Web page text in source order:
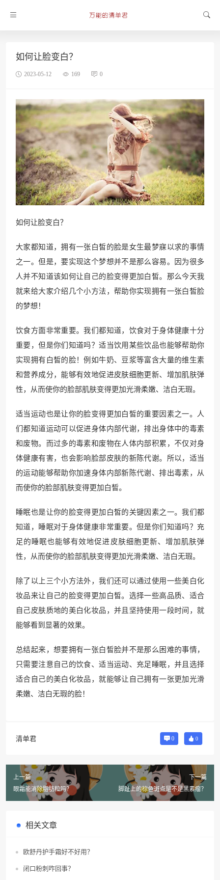
如何让脸变白？
2023-05-12 169 0
如何让脸变白？
大家都知道，拥有一张白皙的脸是女生最梦寐以求的事情
之一。但是，要实现这个梦想并不是那么容易。因为很多
人并不知道该如何让自己的脸变得更加白皙。那么今天我
就来给大家介绍几个小方法，帮助你实现拥有一张白皙脸
的梦想！
饮食方面非常重要。我们都知道，饮食对于身体健康十分
重要，但是你们知道吗？适当饮用某些饮品也能够帮助你
实现拥有白皙的脸！例如牛奶、豆浆等富含大量的维生素
和营养成分，能够有效地促进皮肤细胞更新、增加肌肤弹
性，从而使你的脸部肌肤变得更加光滑柔嫩、洁白无瑕。
适当运动也是让你的脸变得更加白皙的重要因素之一。人
们都知道运动可以促进身体内部代谢，排出身体中的毒素
和废物。而过多的毒素和废物在人体内部积累，不仅对身
体健康有害，也会影响脸部皮肤的新陈代谢。所以，适当
的运动能够帮助你加速身体内部新陈代谢、排出毒素，从
而使你的脸部肌肤变得更加白皙。
睡眠也是让你的脸变得更加白皙的关键因素之一。我们都
知道，睡眠对于身体健康非常重要。但是你们知道吗？充
足的睡眠也能够有效地促进皮肤细胞更新、增加肌肤弹
性，从而使你的脸部肌肤变得更加光滑柔嫩、洁白无瑕。
除了以上三个小方法外，我们还可以通过使用一些美白化
妆品来让自己的脸变得更加白皙。选择一些高品质、适合
自己皮肤质地的美白化妆品，并且坚持使用一段时间，就
能够看到显著的效果。
总结起来，想要拥有一张白皙脸并不是那么困难的事情，
只需要注意自己的饮食、适当运动、充足睡眠，并且选择
适合自己的美白化妆品，就能够让自己拥有一张更加光滑
柔嫩、洁白无瑕的脸！
清单君 0 0
上一篇
眼霜能消除脂肪粒吗？
下一篇
脚趾上的棕色斑点是不是黑素瘤？
相关文章
欧舒丹护手霜好不好用？
闭口粉刺咋回事？